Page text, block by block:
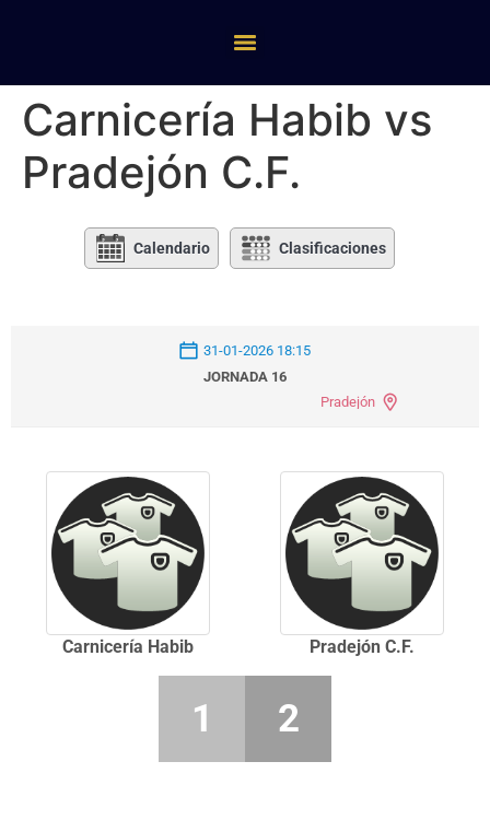
Carnicería Habib vs
Pradejón C.F.
Calendario Clasificaciones
31-01-2026 18:15
JORNADA 16
Pradejón
Carnicería Habib Pradejón C.F.
1 2